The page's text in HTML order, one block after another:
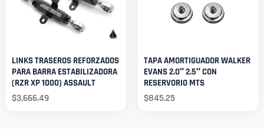
LINKS TRASEROS REFORZADOS
PARA BARRA ESTABILIZADORA
(RZR XP 1000) ASSAULT
$3,666.49
TAPA AMORTIGUADOR WALKER
EVANS 2.0″ 2.5″ CON
RESERVORIO MTS
$845.25